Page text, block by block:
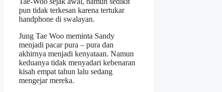
pun tidak terkesan karena tertukar
handphone di swalayan.
Jung Tae Woo meminta Sandy
menjadi pacar pura – pura dan
akhirnya menjadi kenyataan. Namun
keduanya tidak menyadari kebenaran
kisah empat tahun lalu sedang
mengejar mereka.